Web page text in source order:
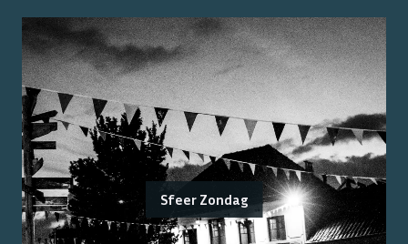
Sfeer Zondag